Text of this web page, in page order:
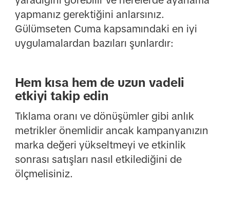
yapmanız gerektiğini anlarsınız.
Gülümseten Cuma kapsamındaki en iyi
uygulamalardan bazıları şunlardır:
Hem kısa hem de uzun vadeli
etkiyi takip edin
Tıklama oranı ve dönüşümler gibi anlık
metrikler önemlidir ancak kampanyanızın
marka değeri yükseltmeyi ve etkinlik
sonrası satışları nasıl etkilediğini de
ölçmelisiniz.